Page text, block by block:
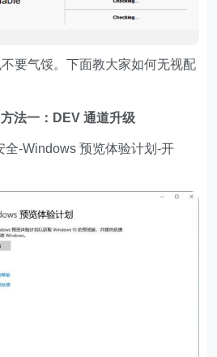
气馁。下面教大家如何无视配
一：DEV 通道升级
-Windows 预览体验计划-开